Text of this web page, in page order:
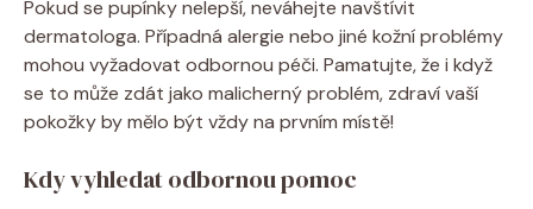
Pokud se pupínky nelepší,⁣ neváhejte navštívit
⁢dermatologa. ‌Případná ​alergie ‍nebo jiné kožní problémy
⁣mohou⁤ vyžadovat‍ odbornou⁣ péči. Pamatujte, že i když
se to⁣ může ‌zdát ‌jako malicherný ‌problém, zdraví vaší⁢
pokožky⁢ by mělo být ‌vždy⁣ na ⁢prvním místě!
Kdy vyhledat‍ odbornou pomoc